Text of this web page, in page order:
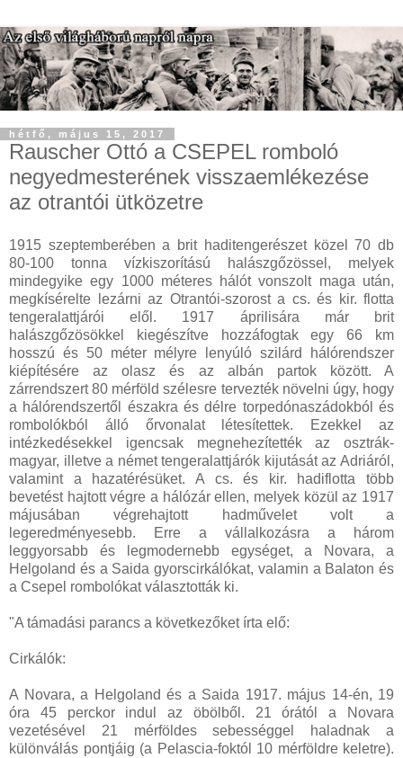
hétfő, május 15, 2017
Rauscher Ottó a CSEPEL romboló
negyedmesterének visszaemlékezése
az otrantói ütközetre
1915 szeptemberében a brit haditengerészet közel 70 db
80-100 tonna vízkiszorítású halászgőzössel, melyek
mindegyike egy 1000 méteres hálót vonszolt maga után,
megkísérelte lezárni az Otrantói-szorost a cs. és kir. flotta
tengeralattjárói elől. 1917 áprilisára már brit
halászgőzösökkel kiegészítve hozzáfogtak egy 66 km
hosszú és 50 méter mélyre lenyúló szilárd hálórendszer
kiépítésére az olasz és az albán partok között. A
zárrendszert 80 mérföld szélesre tervezték növelni úgy, hogy
a hálórendszertől északra és délre torpedónaszádokból és
rombolókból álló őrvonalat létesítettek. Ezekkel az
intézkedésekkel igencsak megnehezítették az osztrák-
magyar, illetve a német tengeralattjárók kijutását az Adriáról,
valamint a hazatérésüket. A cs. és kir. hadiflotta több
bevetést hajtott végre a hálózár ellen, melyek közül az 1917
májusában végrehajtott hadművelet volt a
legeredményesebb. Erre a vállalkozásra a három
leggyorsabb és legmodernebb egységet, a Novara, a
Helgoland és a Saida gyorscirkálókat, valamin a Balaton és
a Csepel rombolókat választották ki.
"A támadási parancs a következőket írta elő:
Cirkálók:
A Novara, a Helgoland és a Saida 1917. május 14-én, 19
óra 45 perckor indul az öbölből. 21 órától a Novara
vezetésével 21 mérföldes sebességgel haladnak a
különválás pontjáig (a Pelascia-foktól 10 mérföldre keletre).